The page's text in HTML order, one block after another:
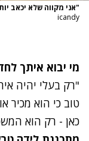
"אני מקווה שלא יכאב
icandy
מי יבוא איתך
"רק בעלי יהיה
טוב כי הוא מכיר
כאן - רק הוא